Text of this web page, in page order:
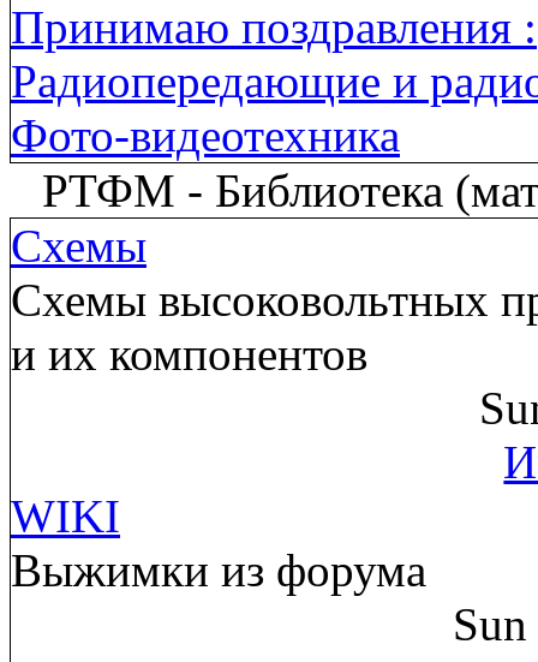
Принимаю поздравления
Радиопередающие и
Фото-видеотехника
РТФМ - Библиотека
Схемы
Схемы высоковольтных
и их компонентов
WIKI
Выжимки из форума